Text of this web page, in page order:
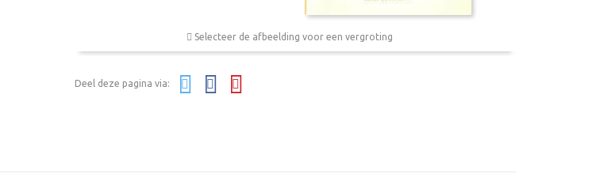
Selecteer de afbeelding voor een vergroting
Deel deze pagina via: